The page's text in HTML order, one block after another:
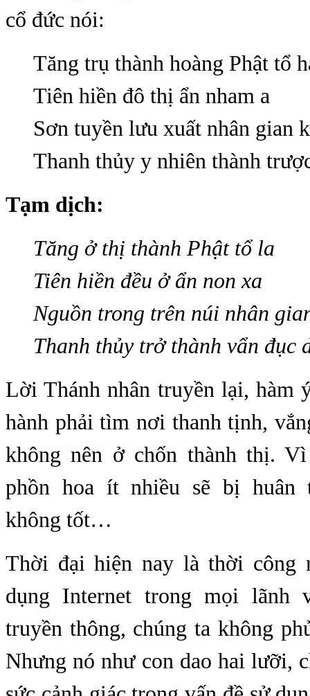
cổ đức nói:
Tăng trụ thành hoàng Phật tổ
Tiên hiền đô thị ẩn nham a
Sơn tuyền lưu xuất nhân gian
Thanh thủy y nhiên thành
Tạm dịch:
Tăng ở thị thành Phật tổ la
Tiên hiền đều ở ẩn non xa
Nguồn trong trên núi nhân
Thanh thủy trở thành vẩn đục
Lời Thánh nhân truyền lại, hàm
hành phải tìm nơi thanh tịnh,
không nên ở chốn thành thị.
phồn hoa ít nhiều sẽ bị huân
không tốt…
Thời đại hiện nay là thời công
dụng Internet trong mọi lãnh
truyền thông, chúng ta không
Nhưng nó như con dao hai lưỡi,